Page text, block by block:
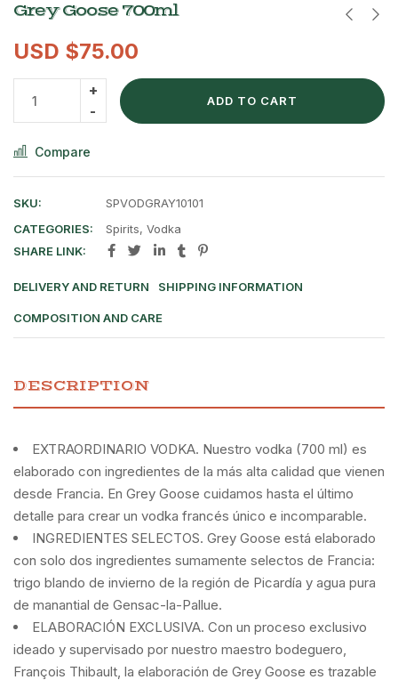
Grey Goose 700ml
USD $75.00
ADD TO CART
Compare
SKU:
SPVODGRAY10101
CATEGORIES:
Spirits, Vodka
SHARE LINK:
DELIVERY AND RETURN SHIPPING INFORMATION
COMPOSITION AND CARE
DESCRIPTION
EXTRAORDINARIO VODKA. Nuestro vodka (700 ml) es
elaborado con ingredientes de la más alta calidad que vienen
desde Francia. En Grey Goose cuidamos hasta el último
detalle para crear un vodka francés único e incomparable.
INGREDIENTES SELECTOS. Grey Goose está elaborado
con solo dos ingredientes sumamente selectos de Francia:
trigo blando de invierno de la región de Picardía y agua pura
de manantial de Gensac-la-Pallue.
ELABORACIÓN EXCLUSIVA. Con un proceso exclusivo
ideado y supervisado por nuestro maestro bodeguero,
François Thibault, la elaboración de Grey Goose es trazable